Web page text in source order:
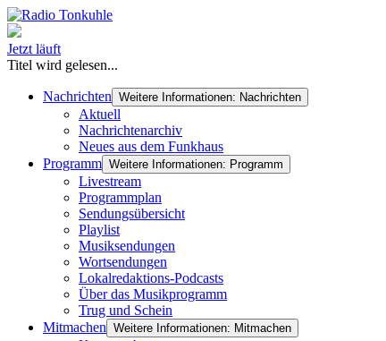
Jetzt läuft
Titel wird gelesen...
Nachrichten Weitere Informationen: Nachrichten
Aktuell
Nachrichtenarchiv
Neues aus dem Funkhaus
Programm Weitere Informationen: Programm
Livestream
Programmplan
Sendungsübersicht
Playlist
Musiksendungen
Wortsendungen
Lokalredaktions-Podcasts
Über das Musikprogramm
Trug und Schein
Mitmachen Weitere Informationen: Mitmachen